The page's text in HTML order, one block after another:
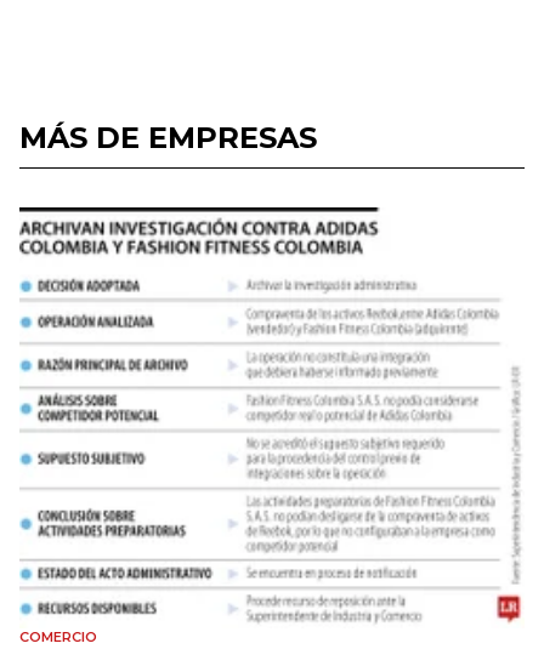
MÁS DE EMPRESAS
COMERCIO